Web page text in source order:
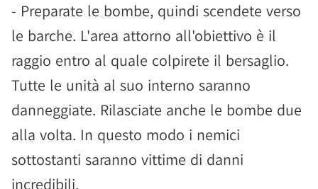
- Preparate le bombe, quindi scendete verso
le barche. L'area attorno all'obiettivo è il
raggio entro al quale colpirete il bersaglio.
Tutte le unità al suo interno saranno
danneggiate. Rilasciate anche le bombe due
alla volta. In questo modo i nemici
sottostanti saranno vittime di danni
incredibili.